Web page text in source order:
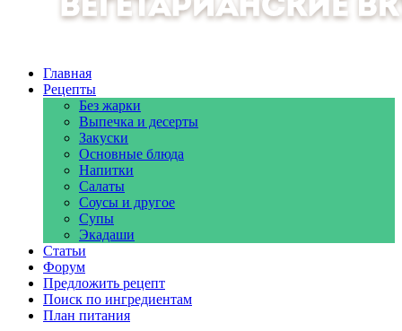
Главная
Рецепты
Без жарки
Выпечка и десерты
Закуски
Основные блюда
Напитки
Салаты
Соусы и другое
Супы
Экадаши
Статьи
Форум
Предложить рецепт
Поиск по ингредиентам
План питания